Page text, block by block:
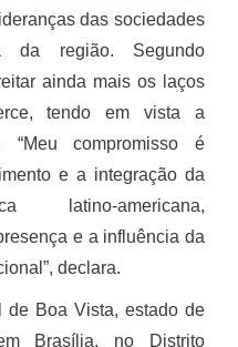
das sociedades
da região. Segundo
ainda mais os laços
tendo em vista a
compromisso é
e a integração da
latino-americana,
e a influência da
declara.
de Boa Vista, estado de
Brasília, no Distrito